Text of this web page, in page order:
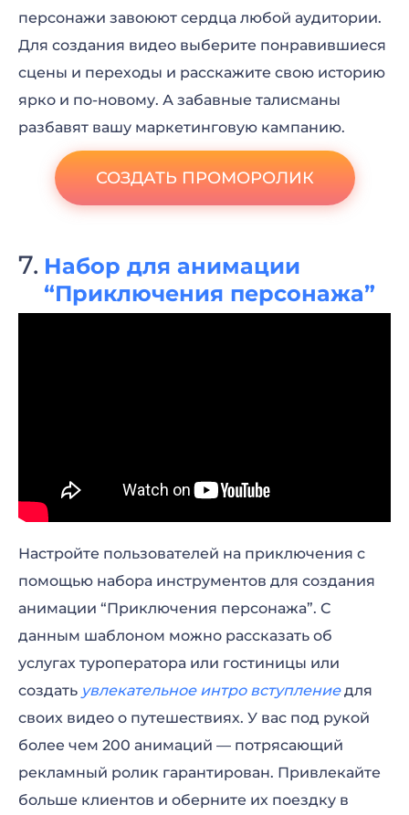
персонажи завоюют сердца любой аудитории.
Для создания видео выберите понравившиеся
сцены и переходы и расскажите свою историю
ярко и по-новому. А забавные талисманы
разбавят вашу маркетинговую кампанию.
СОЗДАТЬ ПРОМОРОЛИК
Набор для анимации
“Приключения персонажа”
Настройте пользователей на приключения с
помощью набора инструментов для создания
анимации “Приключения персонажа”. С
данным шаблоном можно рассказать об
услугах туроператора или гостиницы или
создать увлекательное интро вступлениедля
своих видео о путешествиях. У вас под рукой
более чем 200 анимаций — потрясающий
рекламный ролик гарантирован. Привлекайте
больше клиентов и оберните их поездку в